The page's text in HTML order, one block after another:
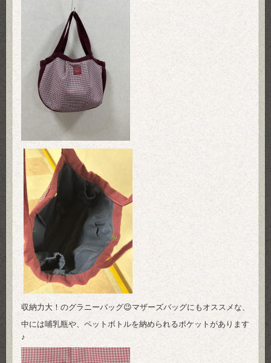
収納力大！のグラニーバッグ😉マザーズバッグにもオススメな、
中には哺乳瓶や、ペットボトルを納められるポケットがあります
♪